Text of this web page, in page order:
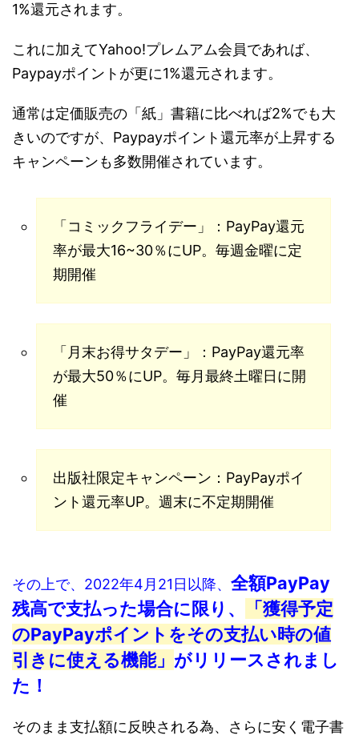
1%還元されます。
これに加えてYahoo!プレムアム会員であれば、
Paypayポイントが更に1%還元されます。
通常は定価販売の「紙」書籍に比べれば2%でも大
きいのですが、Paypayポイント還元率が上昇する
キャンペーンも多数開催されています。
「コミックフライデー」：PayPay還元
率が最大16~30％にUP。毎週金曜に定
期開催
「月末お得サタデー」：PayPay還元率
が最大50％にUP。毎月最終土曜日に開
催
出版社限定キャンペーン：PayPayポイ
ント還元率UP。週末に不定期開催
その上で、2022年4月21日以降、 全額PayPay
残高で支払った場合に限り、
「獲得予定
のPayPayポイントをその支払い時の値
引きに使える機能」 がリリースされまし
た！
そのまま支払額に反映される為、さらに安く電子書